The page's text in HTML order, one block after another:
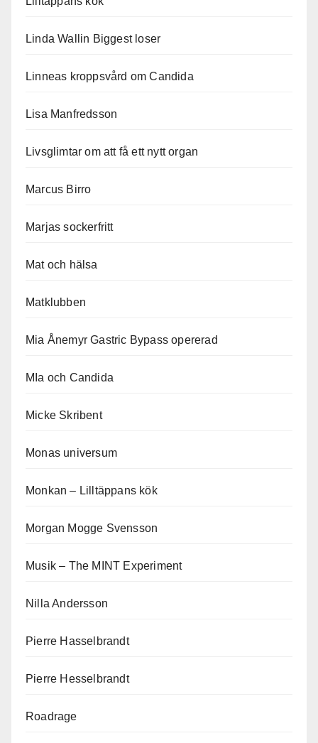
Linda Wallin Biggest loser
Linneas kroppsvård om Candida
Lisa Manfredsson
Livsglimtar om att få ett nytt organ
Marcus Birro
Marjas sockerfritt
Mat och hälsa
Matklubben
Mia Ånemyr Gastric Bypass opererad
MIa och Candida
Micke Skribent
Monas universum
Monkan – Lilltäppans kök
Morgan Mogge Svensson
Musik – The MINT Experiment
Nilla Andersson
Pierre Hasselbrandt
Pierre Hesselbrandt
Roadrage